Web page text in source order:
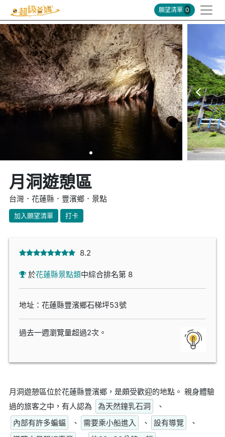
願望清單 0
月洞遊憩區
台灣．花蓮縣．豐濱鄉．景點
加入願望清單 打卡
8.2
於花蓮縣景點類中綜合排名第 8
地址：花蓮縣豐濱鄉石梯坪53號
過去一週瀏覽量超過2次。
月洞遊憩區位於花蓮縣豐濱鄉，是頗受歡迎的地點。 親身體驗
過的旅客之中，有人認為
為天然鐘乳石洞
、
內部有許多蝙蝠
、 需要乘小船進入 、 設有導覽
、